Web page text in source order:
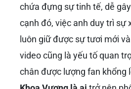
chứa đựng sự tinh tế, dễ
cạnh đó, việc anh duy trì sự
luôn giữ được sự tươi mới
video cũng là yếu tố quan
chân được lượng fan khổng